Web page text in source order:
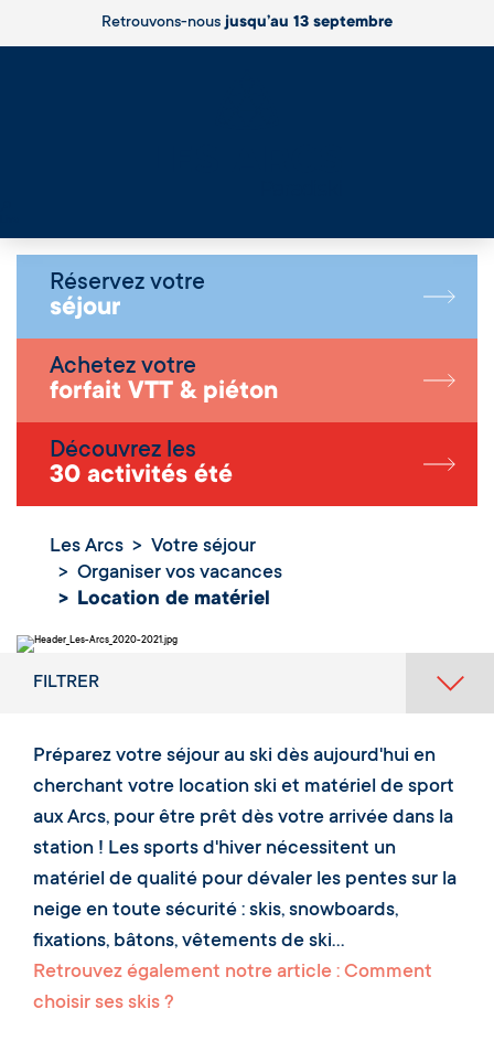
Retrouvons-nousjusqu’au 13 septembre
Réservez votre
séjour
Achetez votre
forfait VTT & piéton
Découvrez les
30 activités été
Les Arcs
Votre séjour
Organiser vos vacances
Location de matériel
FILTRER
Préparez votre séjour au ski dès aujourd'hui en
cherchant votre location ski et matériel de sport
aux Arcs, pour être prêt dès votre arrivée dans la
station ! Les sports d'hiver nécessitent un
matériel de qualité pour dévaler les pentes sur la
neige en toute sécurité : skis, snowboards,
fixations, bâtons, vêtements de ski...
Retrouvez également notre article : Comment
choisir ses skis ?